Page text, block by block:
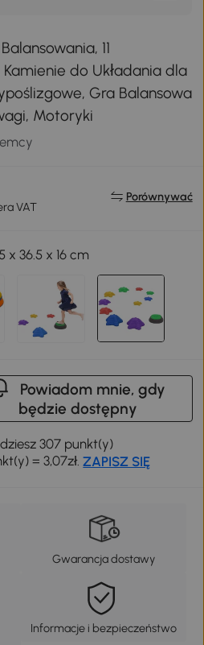
11
do Układania dla
Gra Balansowa
Motoryki
VAT
Porównywać
x 36.5 x 16 cm
Powiadom mnie, gdy
będzie dostępny
307 punkt(y)
= 3,07zł.ZAPISZ SIĘ
Gwarancja dostawy
Informacje i bezpieczeństwo